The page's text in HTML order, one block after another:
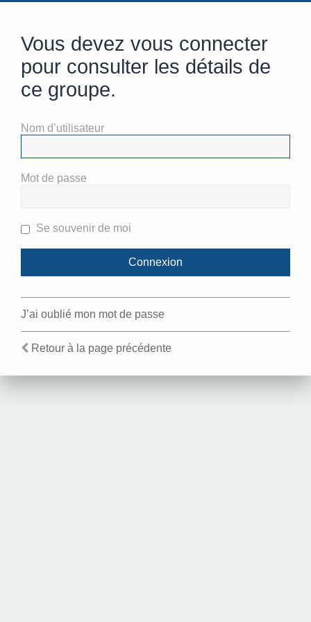
Vous devez vous connecter
pour consulter les détails de
ce groupe.
Nom d’utilisateur
Mot de passe
Se souvenir de moi
J’ai oublié mon mot de passe
Retour à la page précédente